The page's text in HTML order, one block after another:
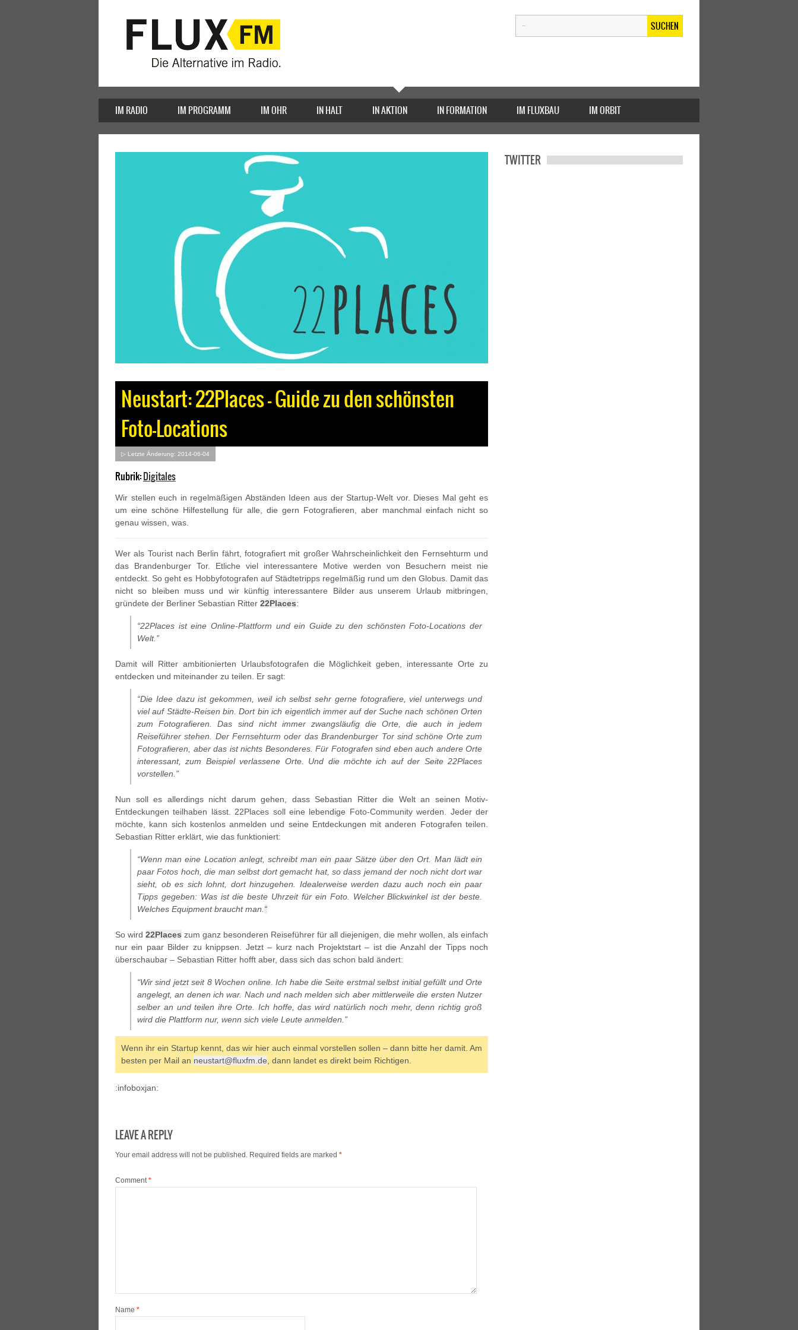
SUCHEN
IM RADIO IM PROGRAMM IM OHR IN HALT IN AKTION IN FORMATION IM FLUXBAU IM ORBIT
Neustart: 22Places – Guide zu den schönsten
Foto-Locations
▷ Letzte Änderung: 2014-06-04
Rubrik:Digitales
Wir stellen euch in regelmäßigen Abständen Ideen aus der Startup-Welt vor. Dieses Mal geht es
um eine schöne Hilfestellung für alle, die gern Fotografieren, aber manchmal einfach nicht so
genau wissen, was.
Wer als Tourist nach Berlin fährt, fotografiert mit großer Wahrscheinlichkeit den Fernsehturm und
das Brandenburger Tor. Etliche viel interessantere Motive werden von Besuchern meist nie
entdeckt. So geht es Hobbyfotografen auf Städtetripps regelmäßig rund um den Globus. Damit das
nicht so bleiben muss und wir künftig interessantere Bilder aus unserem Urlaub mitbringen,
gründete der Berliner Sebastian Ritter 22Places:
“22Places ist eine Online-Plattform und ein Guide zu den schönsten Foto-Locations der
Welt.”
Damit will Ritter ambitionierten Urlaubsfotografen die Möglichkeit geben, interessante Orte zu
entdecken und miteinander zu teilen. Er sagt:
“Die Idee dazu ist gekommen, weil ich selbst sehr gerne fotografiere, viel unterwegs und
viel auf Städte-Reisen bin. Dort bin ich eigentlich immer auf der Suche nach schönen Orten
zum Fotografieren. Das sind nicht immer zwangsläufig die Orte, die auch in jedem
Reiseführer stehen. Der Fernsehturm oder das Brandenburger Tor sind schöne Orte zum
Fotografieren, aber das ist nichts Besonderes. Für Fotografen sind eben auch andere Orte
interessant, zum Beispiel verlassene Orte. Und die möchte ich auf der Seite 22Places
vorstellen.”
Nun soll es allerdings nicht darum gehen, dass Sebastian Ritter die Welt an seinen Motiv-
Entdeckungen teilhaben lässt. 22Places soll eine lebendige Foto-Community werden. Jeder der
möchte, kann sich kostenlos anmelden und seine Entdeckungen mit anderen Fotografen teilen.
Sebastian Ritter erklärt, wie das funktioniert:
“Wenn man eine Location anlegt, schreibt man ein paar Sätze über den Ort. Man lädt ein
paar Fotos hoch, die man selbst dort gemacht hat, so dass jemand der noch nicht dort war
sieht, ob es sich lohnt, dort hinzugehen. Idealerweise werden dazu auch noch ein paar
Tipps gegeben: Was ist die beste Uhrzeit für ein Foto. Welcher Blickwinkel ist der beste.
Welches Equipment braucht man. “
So wird 22Places zum ganz besonderen Reiseführer für all diejenigen, die mehr wollen, als einfach
nur ein paar Bilder zu knippsen. Jetzt – kurz nach Projektstart – ist die Anzahl der Tipps noch
überschaubar – Sebastian Ritter hofft aber, dass sich das schon bald ändert:
“Wir sind jetzt seit 8 Wochen online. Ich habe die Seite erstmal selbst initial gefüllt und Orte
angelegt, an denen ich war. Nach und nach melden sich aber mittlerweile die ersten Nutzer
selber an und teilen ihre Orte. Ich hoffe, das wird natürlich noch mehr, denn richtig groß
wird die Plattform nur, wenn sich viele Leute anmelden.”
Wenn ihr ein Startup kennt, das wir hier auch einmal vorstellen sollen – dann bitte her damit. Am
besten per Mail an neustart@fluxfm.de , dann landet es direkt beim Richtigen.
:infoboxjan:
LEAVE A REPLY
Your email address will not be published. Required fields are marked *
Comment*
Name *
TWITTER